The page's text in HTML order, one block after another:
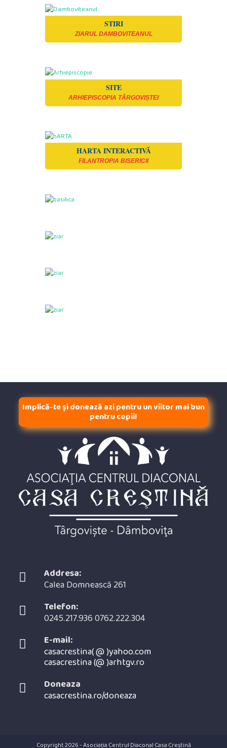
STIRI
ZIARUL DAMBOVITEANUL
SITE
ARHIEPISCOPIA TÂRGOVIȘTEI
HARTA INTERACTIVĂ
FILANTROPIA BISERICII
Implică-te și donează azi pentru un viitor mai bun
pentru copii!
Addresa:
Calea Domnească 261
Telefon:
0245.217.936 0762.222.304
E-mail:
casacrestina( @ )yahoo.com
casacrestina (@ )arhtgv.roOpens
Doneaza
casacrestina.ro/doneaza
Copyright 2026 - Asociația Centrul Diaconal Casa Creștină